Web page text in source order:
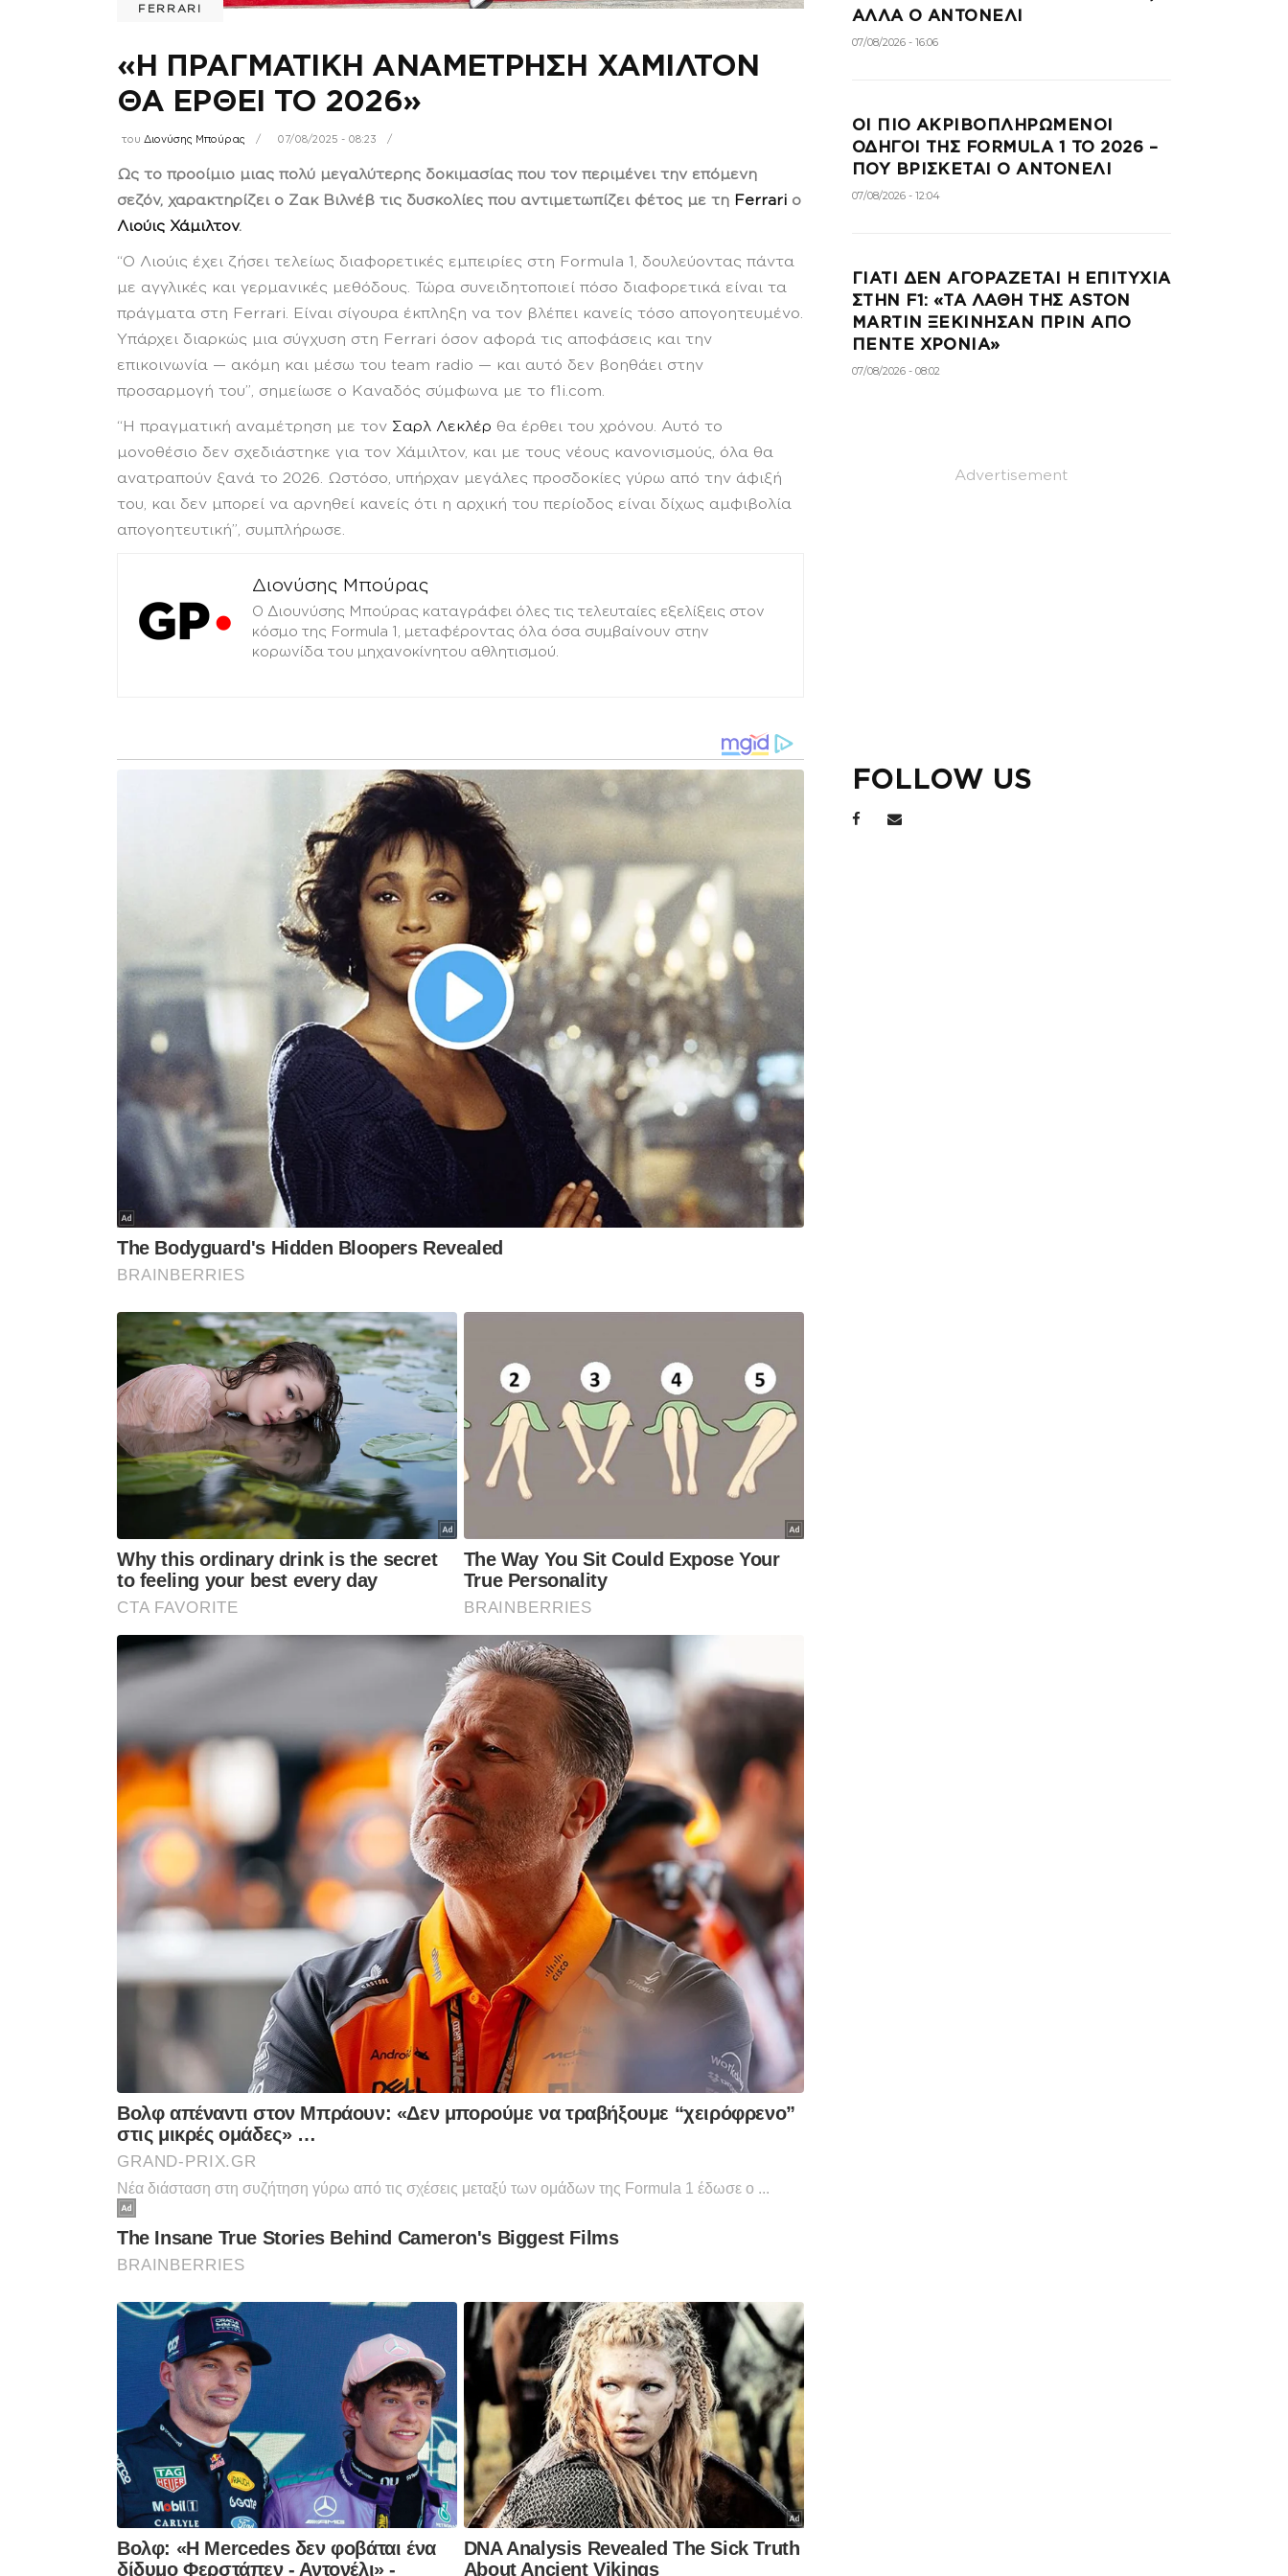
FERRARI
«Η ΠΡΑΓΜΑΤΙΚΗ ΑΝΑΜΕΤΡΗΣΗ ΧΑΜΙΛΤΟΝ
ΘΑ ΕΡΘΕΙ ΤΟ 2026»
του Διονύσης Μπούρας 07/08/2025 - 08:23
Ως το προοίμιο μιας πολύ μεγαλύτερης δοκιμασίας που τον περιμένει την επόμενη
σεζόν, χαρακτηρίζει ο Ζακ Βιλνέβ τις δυσκολίες που αντιμετωπίζει φέτος με τη Ferrari ο
Λιούις Χάμιλτον.
“Ο Λιούις έχει ζήσει τελείως διαφορετικές εμπειρίες στη Formula 1, δουλεύοντας πάντα
με αγγλικές και γερμανικές μεθόδους. Τώρα συνειδητοποιεί πόσο διαφορετικά είναι τα
πράγματα στη Ferrari. Είναι σίγουρα έκπληξη να τον βλέπει κανείς τόσο απογοητευμένο.
Υπάρχει διαρκώς μια σύγχυση στη Ferrari όσον αφορά τις αποφάσεις και την
επικοινωνία — ακόμη και μέσω του team radio — και αυτό δεν βοηθάει στην
προσαρμογή του”, σημείωσε ο Καναδός σύμφωνα με το f1i.com.
“Η πραγματική αναμέτρηση με τον Σαρλ Λεκλέρ θα έρθει του χρόνου. Αυτό το
μονοθέσιο δεν σχεδιάστηκε για τον Χάμιλτον, και με τους νέους κανονισμούς, όλα θα
ανατραπούν ξανά το 2026. Ωστόσο, υπήρχαν μεγάλες προσδοκίες γύρω από την άφιξή
του, και δεν μπορεί να αρνηθεί κανείς ότι η αρχική του περίοδος είναι δίχως αμφιβολία
απογοητευτική”, συμπλήρωσε.
Διονύσης Μπούρας
Ο Διουνύσης Μπούρας καταγράφει όλες τις τελευταίες εξελίξεις στον
κόσμο της Formula 1, μεταφέροντας όλα όσα συμβαίνουν στην
κορωνίδα του μηχανοκίνητου αθλητισμού.
ΑΛΛΑ Ο ΑΝΤΟΝΕΛΙ
07/08/2026 - 16:06
ΟΙ ΠΙΟ ΑΚΡΙΒΟΠΛΗΡΩΜΕΝΟΙ
ΟΔΗΓΟΙ ΤΗΣ FORMULA 1 ΤΟ 2026 –
ΠΟΥ ΒΡΙΣΚΕΤΑΙ Ο ΑΝΤΟΝΕΛΙ
07/08/2026 - 12:04
ΓΙΑΤΙ ΔΕΝ ΑΓΟΡΑΖΕΤΑΙ Η ΕΠΙΤΥΧΙΑ
ΣΤΗΝ F1: «ΤΑ ΛΑΘΗ ΤΗΣ ASTON
MARTIN ΞΕΚΙΝΗΣΑΝ ΠΡΙΝ ΑΠΟ
ΠΕΝΤΕ ΧΡΟΝΙΑ»
07/08/2026 - 08:02
Advertisement
FOLLOW US